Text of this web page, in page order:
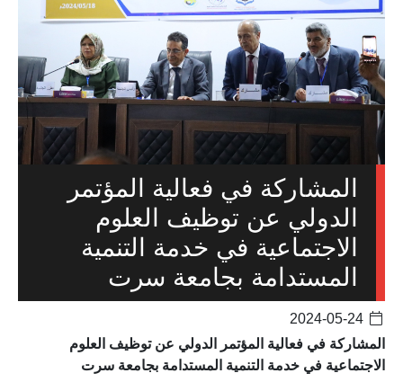
المشاركة في فعالية المؤتمر
الدولي عن توظيف العلوم
الاجتماعية في خدمة التنمية
المستدامة بجامعة سرت
المشاركة في فعالية المؤتمر الدولي عن توظيف العلوم
الاجتماعية في خدمة التنمية المستدامة بجامعة سرت